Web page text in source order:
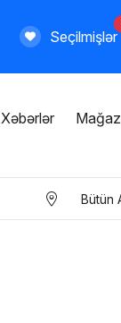
Seçilmişlər
Xəbərlər
Bütün